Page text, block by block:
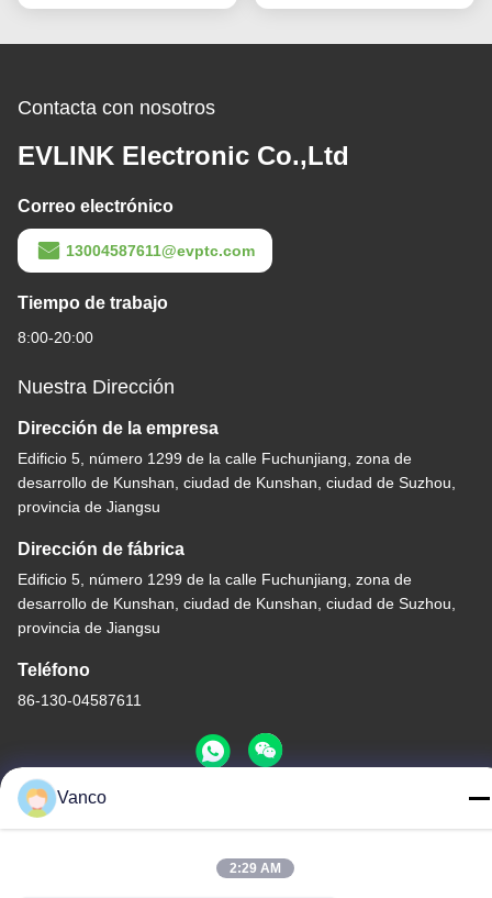
Contacta con nosotros
EVLINK Electronic Co.,Ltd
Correo electrónico
13004587611@evptc.com
Tiempo de trabajo
8:00-20:00
Nuestra Dirección
Dirección de la empresa
Edificio 5, número 1299 de la calle Fuchunjiang, zona de
desarrollo de Kunshan, ciudad de Kunshan, ciudad de Suzhou,
provincia de Jiangsu
Dirección de fábrica
Edificio 5, número 1299 de la calle Fuchunjiang, zona de
desarrollo de Kunshan, ciudad de Kunshan, ciudad de Suzhou,
provincia de Jiangsu
Teléfono
86-130-04587611
China buena calidad Calentador de alto voltaje del líquido
refrigerador Proveedor. Derecho de autor -2026 EVLINK
Electronic Co.,Ltd Todos los derechos reservados.
Vanco
2:29 AM